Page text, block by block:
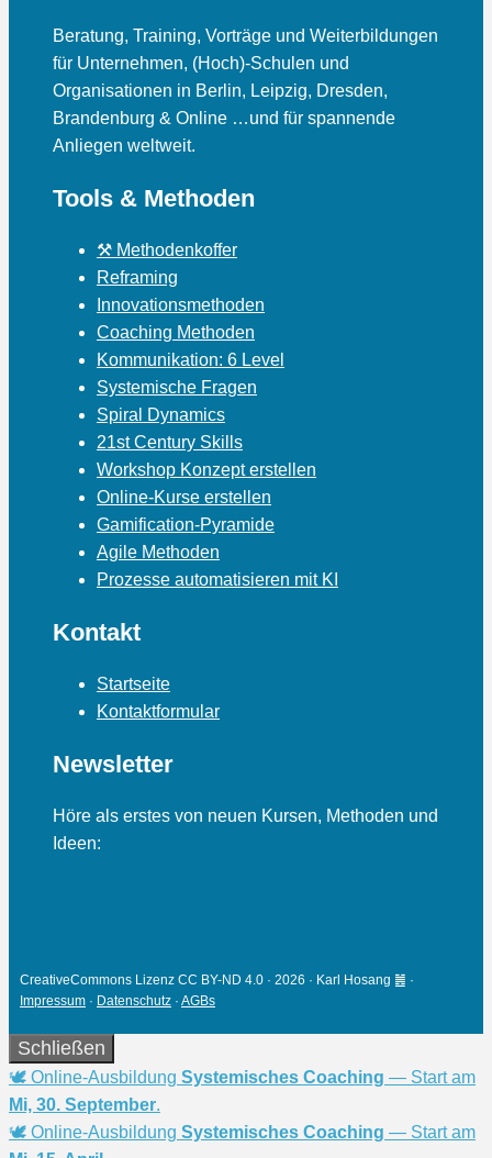
Beratung, Training, Vorträge und Weiterbildungen
für Unternehmen, (Hoch)-Schulen und
Organisationen in Berlin, Leipzig, Dresden,
Brandenburg & Online …und für spannende
Anliegen weltweit.
Tools & Methoden
⚒ Methodenkoffer
Reframing
Innovationsmethoden
Coaching Methoden
Kommunikation: 6 Level
Systemische Fragen
Spiral Dynamics
21st Century Skills
Workshop Konzept erstellen
Online-Kurse erstellen
Gamification-Pyramide
Agile Methoden
Prozesse automatisieren mit KI
Kontakt
Startseite
Kontaktformular
Newsletter
Höre als erstes von neuen Kursen, Methoden und
Ideen:
CreativeCommons Lizenz CC BY-ND 4.0 · 2026 · Karl Hosang ䷰ ·
Impressum · Datenschutz · AGBs
Schließen
🕊 Online-Ausbildung Systemisches Coaching — Start am
Mi, 30. September.
🕊 Online-Ausbildung Systemisches Coaching — Start am